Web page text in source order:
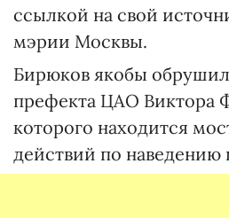
ссылкой на свой
мэрии Москвы.
Бирюков якобы
префекта ЦАО Виктора
которого находится
действий по наведению